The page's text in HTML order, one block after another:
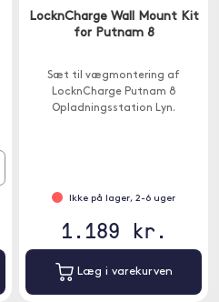
LocknCharge Wall Mount Kit
for Putnam 8
Sæt til vægmontering af
LocknCharge Putnam 8
Opladningsstation Lyn.
Ikke på lager, 2-6 uger
1.189 kr.
Læg i varekurven